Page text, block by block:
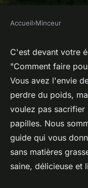
Quelles
recettes de
matières
repas
Aaron•22 mai 2024•
Accueil›Minceur
C'est devant votre
"Comment faire
Vous avez l'envie
perdre du poids,
voulez pas
papilles. Nous
guide qui vous
sans matières
saine, délicieuse et